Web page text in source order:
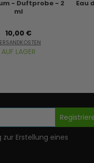
- Duftprobe - 2
ml
10,00 €
AUF LAGER
Eau
Erstellung eines